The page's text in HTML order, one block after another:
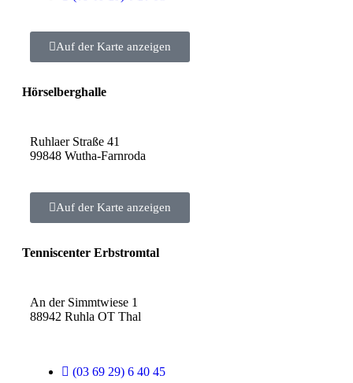
Auf der Karte anzeigen
Hörselberghalle
Ruhlaer Straße 41
99848 Wutha-Farnroda
Auf der Karte anzeigen
Tenniscenter Erbstromtal
An der Simmtwiese 1
88942 Ruhla OT Thal
(03 69 29) 6 40 45